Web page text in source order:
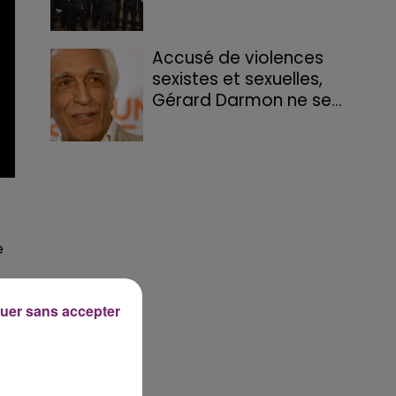
Accusé de violences
sexistes et sexuelles,
Gérard Darmon ne se...
sans accepter